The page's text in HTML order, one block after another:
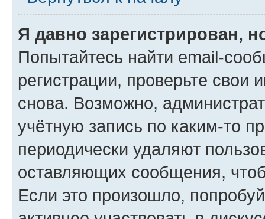
Я давно зарегистрирован,
Попытайтесь найти email-
регистрации, проверьте свои
снова. Возможно,
учётную запись по каким-то
периодически удаляют
оставляющих сообщения,
Если это произошло,